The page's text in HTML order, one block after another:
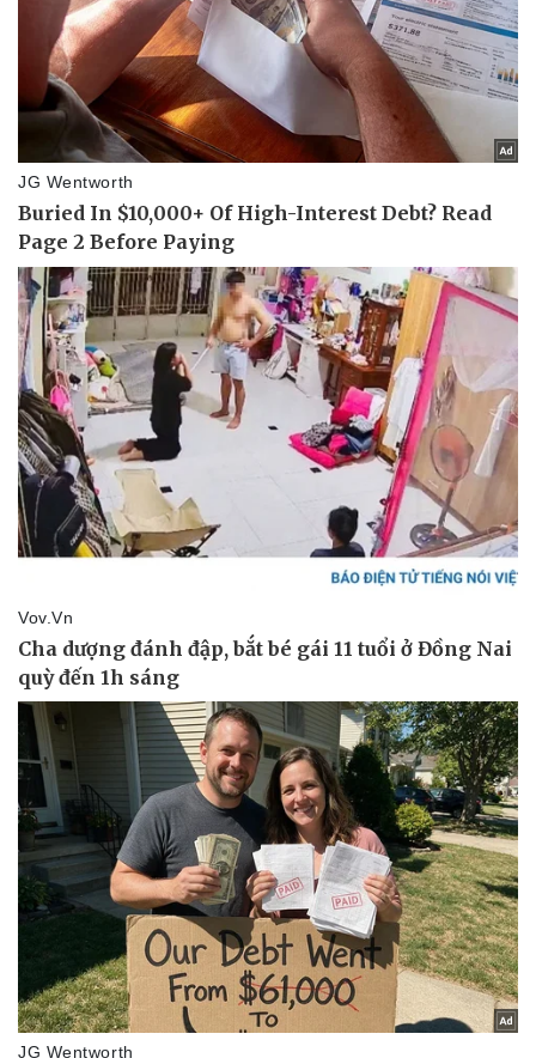
Pháp luật
Vụ án
Quân sự - Quốc phòng